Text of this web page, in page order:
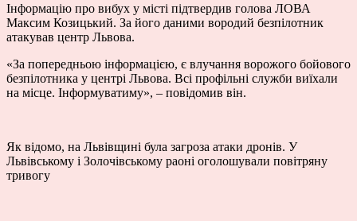
Інформацію про вибух у місті підтвердив голова ЛОВА
Максим Козицький. За його даними вородий безпілотник
атакував центр Львова.
«За попередньою інформацією, є влучання ворожого бойового
безпілотника у центрі Львова. Всі профільні служби виїхали
на місце. Інформуватиму», – повідомив він.
Як відомо, на Львівщині була загроза атаки дронів. У
Львівському і Золочівському раоні оголошували повітряну
тривогу